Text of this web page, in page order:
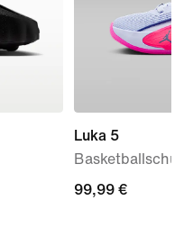
Luka 5
99,99 €
99,99 €